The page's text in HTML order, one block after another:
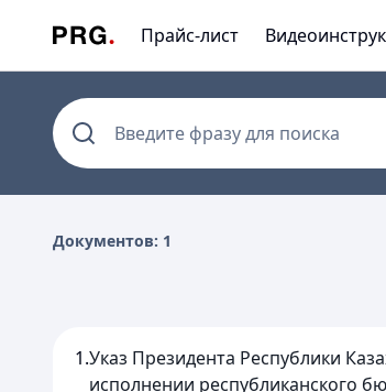
Прайс-лист
Введите фразу для поиска
Документов: 1
1.Указ Президента Республики
исполнении республиканского